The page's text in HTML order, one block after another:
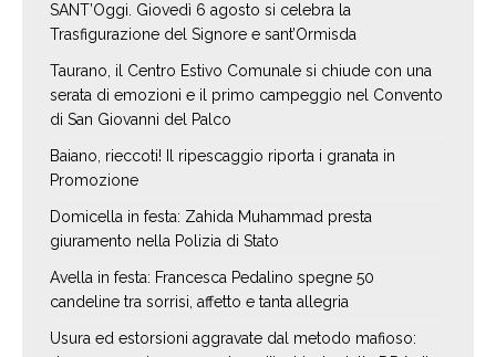
SANT’Oggi. Giovedì 6 agosto si celebra la
Trasfigurazione del Signore e sant’Ormisda
Taurano, il Centro Estivo Comunale si chiude con una
serata di emozioni e il primo campeggio nel Convento
di San Giovanni del Palco
Baiano, rieccoti! Il ripescaggio riporta i granata in
Promozione
Domicella in festa: Zahida Muhammad presta
giuramento nella Polizia di Stato
Avella in festa: Francesca Pedalino spegne 50
candeline tra sorrisi, affetto e tanta allegria
Usura ed estorsioni aggravate dal metodo mafioso: